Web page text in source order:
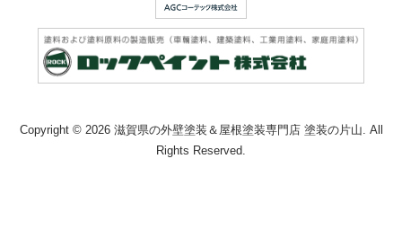
Copyright © 2026 滋賀県の外壁塗装＆屋根塗装専門店 塗装の片山. All
Rights Reserved.